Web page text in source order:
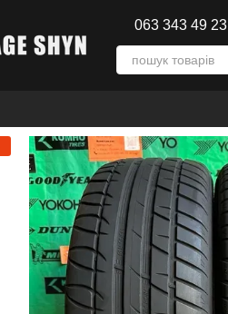
063 343 49 23